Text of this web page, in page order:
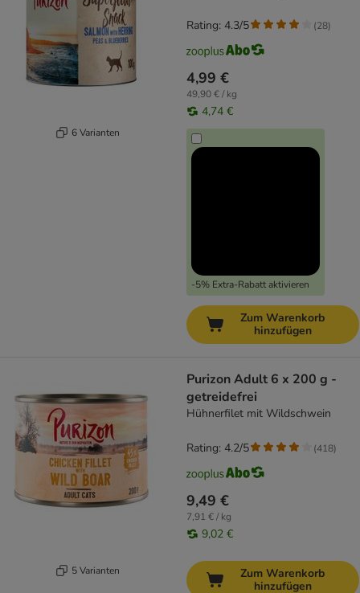
6 Varianten
4,99 €
49,90 € / kg
4,74 €
-5% Extra-Rabatt aktivieren
Rating: 4.3/5 (28)
Zum Warenkorb
hinzufügen
5 Varianten
Purizon Adult 6 x 200 g -
getreidefrei
Hühnerfilet mit Wildschwein
9,49 €
7,91 € / kg
9,02 €
Rating: 4.2/5 (418)
Zum Warenkorb
hinzufügen